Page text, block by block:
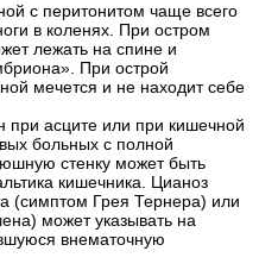
с перитонитом чаще всего
в коленях. При остром
лежать на спине и
При острой
мечется и не находит себе
при асците или при кишечной
больных с полной
стенку может быть
кишечника. Цианоз
(симптом Грея Тернера) или
может указывать на
внематочную